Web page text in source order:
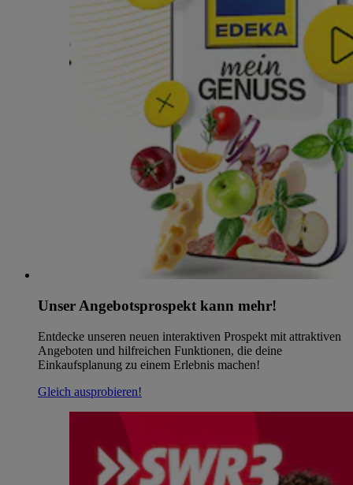
Unser Angebotsprospekt kann mehr!
Entdecke unseren neuen interaktiven Prospekt mit attraktiven
Angeboten und hilfreichen Funktionen, die deine
Einkaufsplanung zu einem Erlebnis machen!
Gleich ausprobieren!